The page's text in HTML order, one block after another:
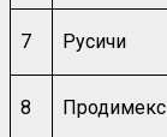
7 Русичи
8 Продимекс